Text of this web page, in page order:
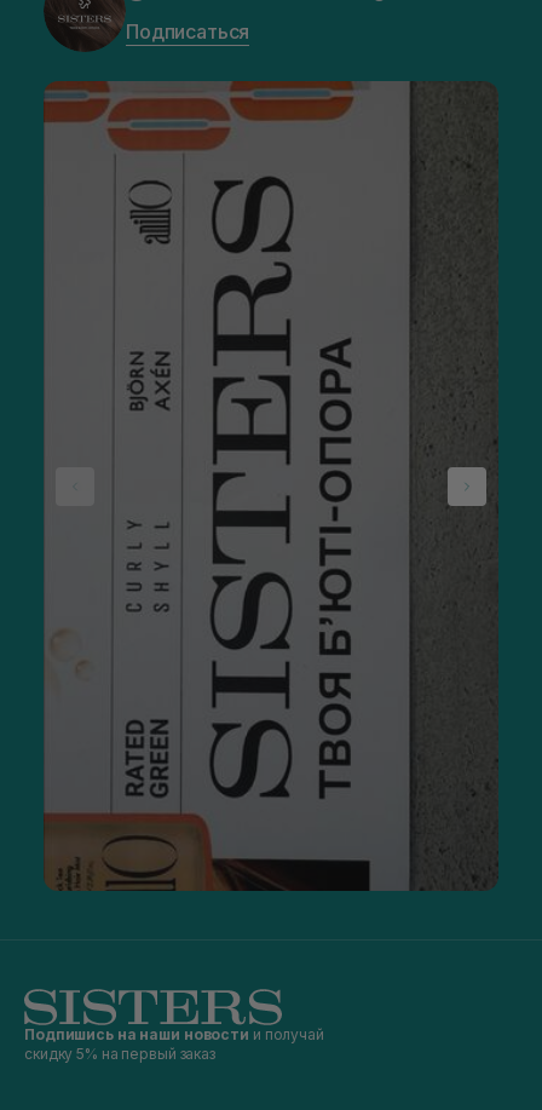
Подписаться
Подпишись на наши новости и получай
скидку 5% на первый заказ